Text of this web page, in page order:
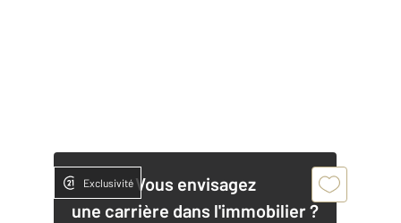
Vous envisagez
une carrière dans l'immobilier ?
Exclusivité